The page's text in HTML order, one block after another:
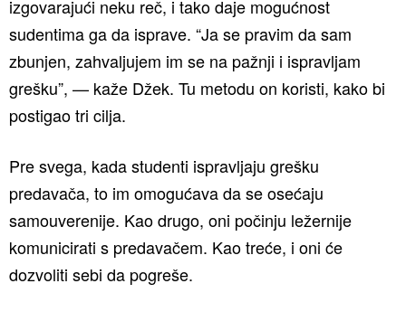
izgovarajući neku reč, i tako daje mogućnost
sudentima ga da isprave. “Ja se pravim da sam
zbunjen, zahvaljujem im se na pažnji i ispravljam
grešku”, — kaže Džek. Tu metodu on koristi, kako bi
postigao tri cilja.
Pre svega, kada studenti ispravljaju grešku
predavača, to im omogućava da se osećaju
samouverenije. Kao drugo, oni počinju ležernije
komunicirati s predavačem. Kao treće, i oni će
dozvoliti sebi da pogreše.